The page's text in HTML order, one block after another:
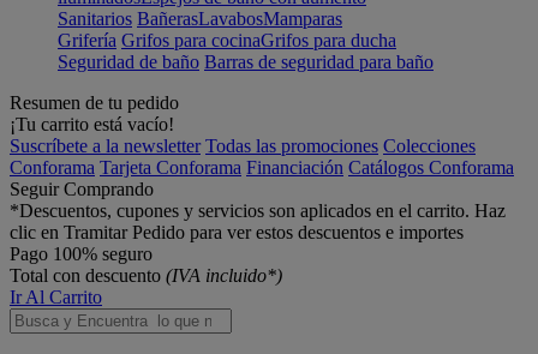
Sanitarios BañerasLavabosMamparas
Grifería Grifos para cocinaGrifos para ducha
Seguridad de baño Barras de seguridad para baño
Resumen de tu pedido
¡Tu carrito está vacío!
Suscríbete a la newsletter Todas las promociones Colecciones
Conforama Tarjeta Conforama Financiación Catálogos Conforama
Seguir Comprando
*Descuentos, cupones y servicios son aplicados en el carrito. Haz
clic en Tramitar Pedido para ver estos descuentos e importes
Pago 100% seguro
Total con descuento (IVA incluido*)
Ir Al Carrito